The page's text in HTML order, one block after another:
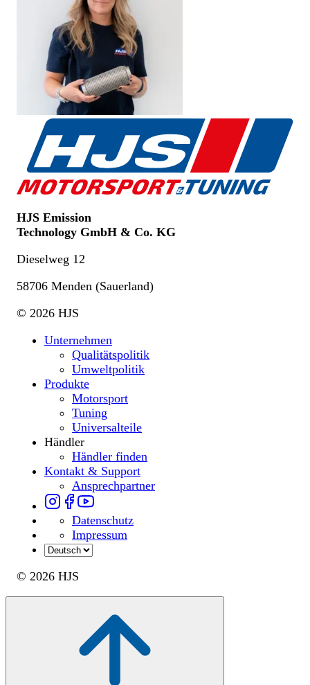
HJS Emission
Technology GmbH & Co. KG
Dieselweg 12
58706 Menden (Sauerland)
© 2026 HJS
Unternehmen
Qualitätspolitik
Umweltpolitik
Produkte
Motorsport
Tuning
Universalteile
Händler
Händler finden
Kontakt & Support
Ansprechpartner
Datenschutz
Impressum
© 2026 HJS